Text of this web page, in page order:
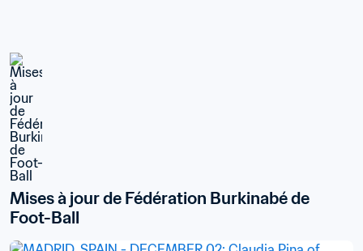
Mises à jour de Fédération Burkinabé de
Foot-Ball